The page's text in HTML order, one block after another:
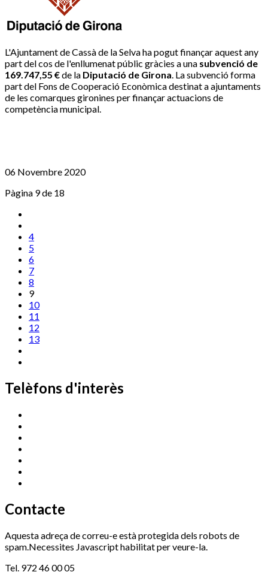
L'Ajuntament de Cassà de la Selva ha pogut finançar aquest any
part del cos de l'enllumenat públic gràcies a una subvenció de
169.747,55 €de la Diputació de Girona. La subvenció forma
part del Fons de Cooperació Econòmica destinat a ajuntaments
de les comarques gironines per finançar actuacions de
competència municipal.
06 Novembre 2020
Pàgina 9 de 18
4
5
6
7
8
9
10
11
12
13
Telèfons d'interès
Contacte
Aquesta adreça de correu-e està protegida dels robots de
spam.Necessites Javascript habilitat per veure-la.
Tel. 972 46 00 05